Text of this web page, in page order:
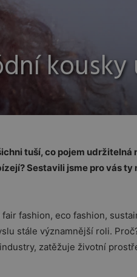
tuší, co pojem
Sestavili jsme pro vás
fashion, eco fashion,
stále významnější roli.
zatěžuje životní